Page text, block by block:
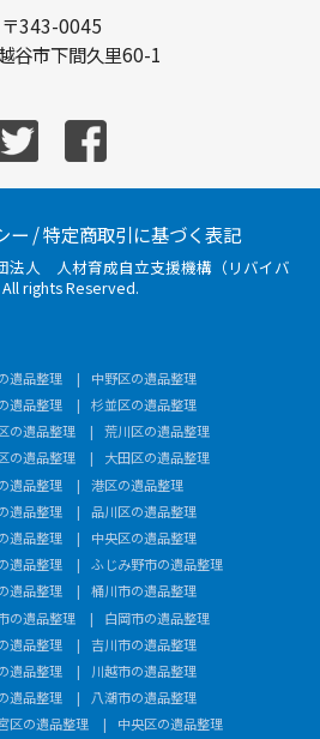
〒343-0045
谷市下間久里60-1
ー /特定商取引に基づく表記
法人 人材育成自立支援機構（リバイバ
rights Reserved.
遺品整理
中野区の遺品整理
遺品整理
杉並区の遺品整理
の遺品整理
荒川区の遺品整理
の遺品整理
大田区の遺品整理
遺品整理
港区の遺品整理
遺品整理
品川区の遺品整理
遺品整理
中央区の遺品整理
遺品整理
ふじみ野市の遺品整理
遺品整理
桶川市の遺品整理
の遺品整理
白岡市の遺品整理
遺品整理
吉川市の遺品整理
遺品整理
川越市の遺品整理
遺品整理
八潮市の遺品整理
区の遺品整理
中央区の遺品整理